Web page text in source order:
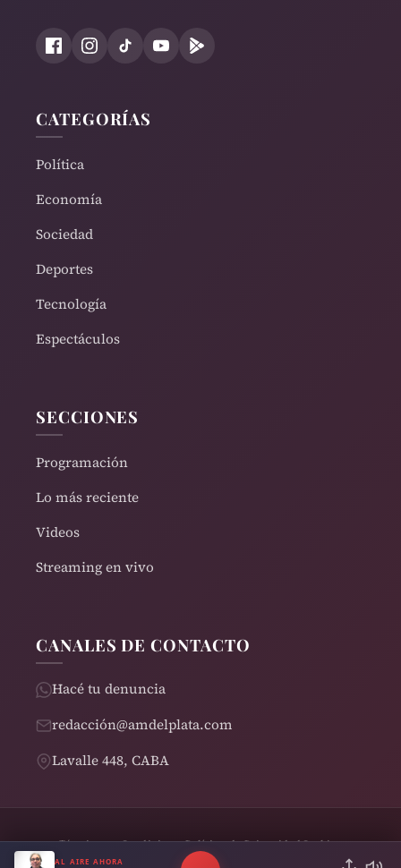
CATEGORÍAS
Política
Economía
Sociedad
Deportes
Tecnología
Espectáculos
SECCIONES
Programación
Lo más reciente
Videos
Streaming en vivo
CANALES DE CONTACTO
Hacé tu denuncia
redacción@amdelplata.com
Lavalle 448, CABA
Términos y CondicionesPolítica de PrivacidadCookies
© 2026 AM del Plata 1030 | Design by
AL AIRE AHORA